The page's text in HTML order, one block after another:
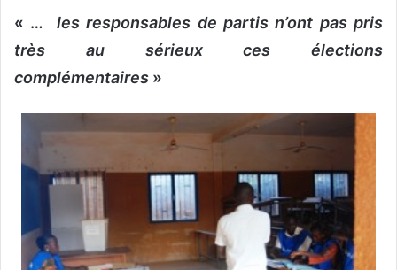
« … les responsables de partis n’ont pas pris
très au sérieux ces élections
complémentaires »